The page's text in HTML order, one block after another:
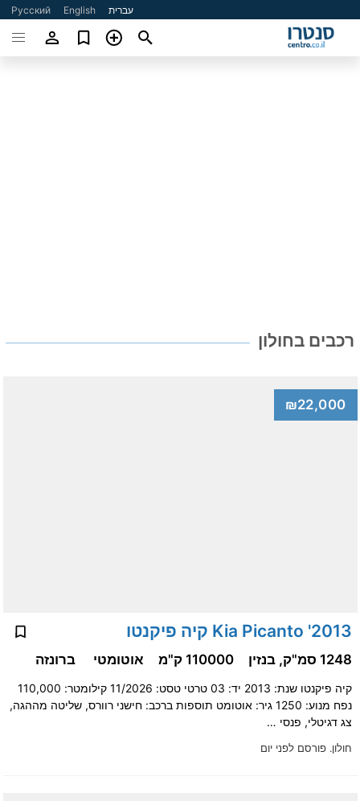
עברית English
Русский
רכבים בחולון
₪22,000
2013' Kia Picanto קיה פיקנטו
חולון.פורסם לפני יום
1248 סמ"ק, בנזין 110000 ק"מ אוטומטי ברונזה
קיה פיקנטו שנת: 2013 יד: 03 טרטי טסט: 11/2026 קילומטר: 110,000
נפח מנוע: 1250 גיר: אוטומט תוספות ברכב: חישני רוורס, שליטה מההגה,
צג דגיטלי, פנסי …